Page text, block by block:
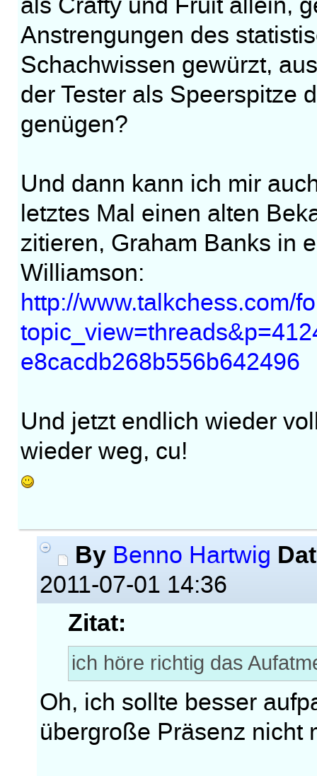
Anstrengungen des
Schachwissen gewürzt,
der Tester als Speerspitze
genügen?
Und dann kann ich mir
letztes Mal einen alten
zitieren, Graham Banks in
Williamson:
http://www.talkchess.com/
e8cacdb268b556b642496
Und jetzt endlich wieder
wieder weg, cu!
By Benno Hartwig
2011-07-01 14:36
Zitat:
ich höre richtig das
Oh, ich sollte besser
übergroße Präsenz nicht